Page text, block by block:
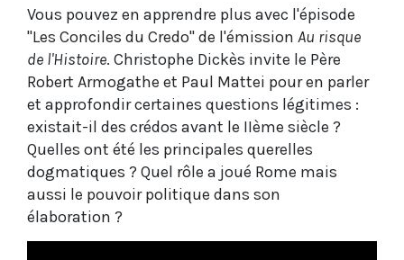
Vous pouvez en apprendre plus avec l'épisode
"Les Conciles du Credo" de l'émission Au risque
de l'Histoire. Christophe Dickès invite le Père
Robert Armogathe et Paul Mattei pour en parler
et approfondir certaines questions légitimes :
existait-il des crédos avant le IIème siècle ?
Quelles ont été les principales querelles
dogmatiques ? Quel rôle a joué Rome mais
aussi le pouvoir politique dans son
élaboration ?